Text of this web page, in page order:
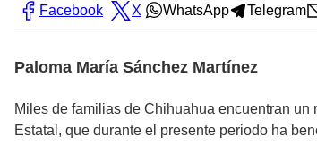
Facebook X WhatsApp Telegram
Paloma María Sánchez Martínez
Miles de familias de Chihuahua encuentran
Estatal, que durante el presente periodo ha